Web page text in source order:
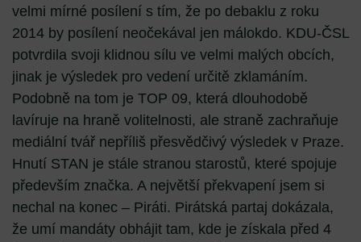
velmi mírné posílení s tím, že po debaklu z roku
2014 by posílení neočekával jen málokdo. KDU-ČSL
potvrdila svoji klidnou sílu ve velmi malých obcích,
jinak je výsledek pro vedení určitě zklamáním.
Podobně na tom je TOP 09, která dlouhodobě
lavíruje na hraně volitelnosti, ale straně zachraňuje
mediální tvář nepříliš přesvědčivý výsledek v Praze.
Hnutí STAN je stále stranou starostů, které spojuje
především značka. A největší překvapení jsem si
nechal na konec – Piráti. Pirátská partaj dokázala,
že umí mandáty obhájit tam, kde je získala před 4